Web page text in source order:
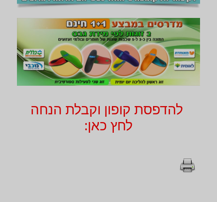
להדפסת קופון וקבלת הנחה
לחץ כאן: